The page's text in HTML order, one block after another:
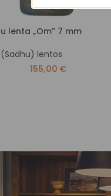
lenta „Om” 7 mm
lentos
155,00 €